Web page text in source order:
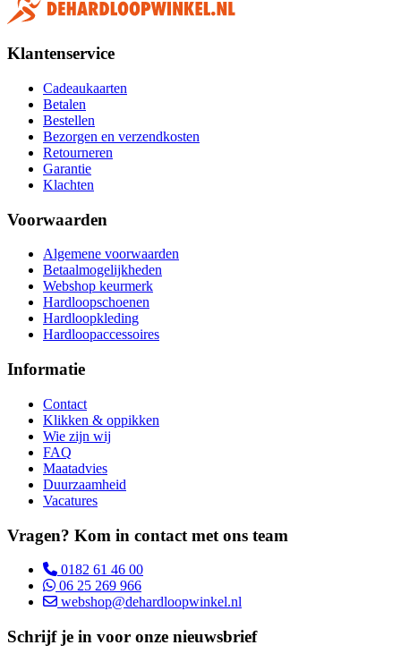
Klantenservice
Cadeaukaarten
Betalen
Bestellen
Bezorgen en verzendkosten
Retourneren
Garantie
Klachten
Voorwaarden
Algemene voorwaarden
Betaalmogelijkheden
Webshop keurmerk
Hardloopschoenen
Hardloopkleding
Hardloopaccessoires
Informatie
Contact
Klikken & oppikken
Wie zijn wij
FAQ
Maatadvies
Duurzaamheid
Vacatures
Vragen? Kom in contact met ons team
0182 61 46 00
06 25 269 966
webshop@dehardloopwinkel.nl
Schrijf je in voor onze nieuwsbrief